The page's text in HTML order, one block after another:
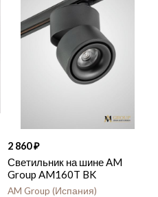
2 860
Светильник на шине AM
Group AM160T BK
AM Group Испания